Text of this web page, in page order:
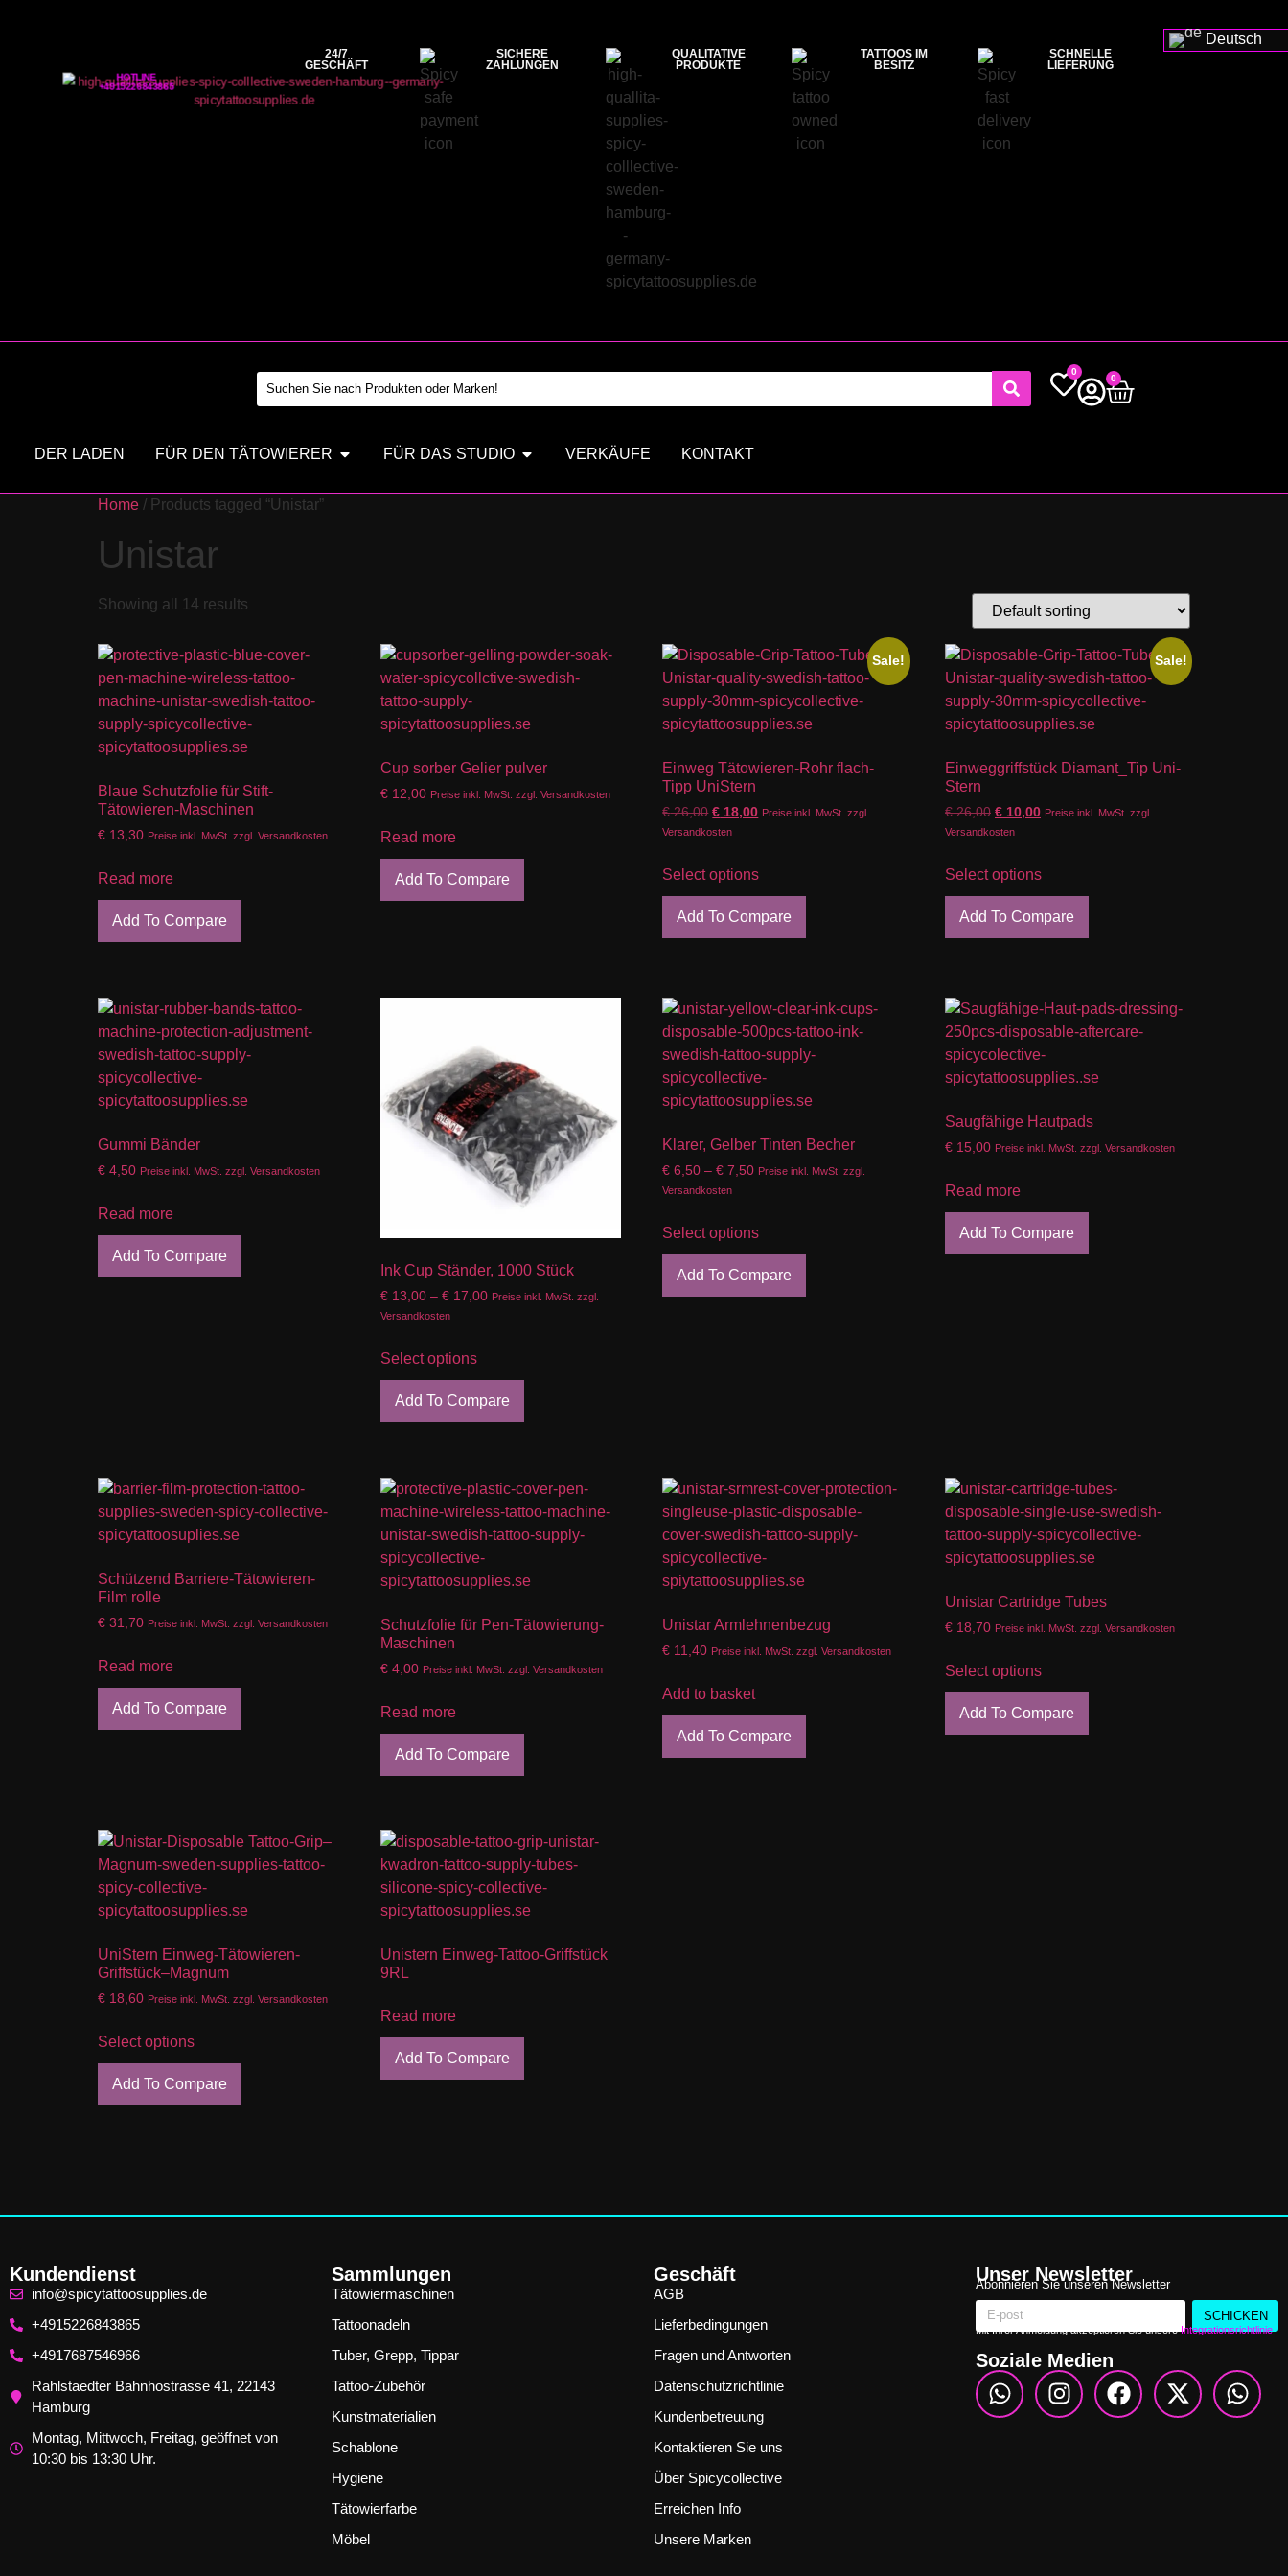
HOTLINE
+4915226843865
24/7
GESCHÄFT
SICHERE
ZAHLUNGEN
QUALITATIVE
PRODUKTE
TATTOOS IM
BESITZ
SCHNELLE
LIEFERUNG
Deutsch
0
0
DER LADEN FÜR DEN TÄTOWIERER FÜR DAS STUDIO VERKÄUFE KONTAKT
Home / Products tagged “Unistar”
Unistar
Showing all 14 results
Blaue Schutzfolie für Stift-
Tätowieren-Maschinen
€ 13,30 Preise inkl. MwSt. zzgl. Versandkosten
Read more
Add To Compare
Cup sorber Gelier pulver
€12,00 Preise inkl. MwSt. zzgl. Versandkosten
Read more
Add To Compare
Sale!
Einweg Tätowieren-Rohr flach-
Tipp UniStern
€26,00 € 18,00 Preise inkl. MwSt. zzgl.
Versandkosten
Select options
Add To Compare
Sale!
Einweggriffstück Diamant_Tip Uni-
Stern
€26,00 € 10,00 Preise inkl. MwSt. zzgl.
Versandkosten
Select options
Add To Compare
Gummi Bänder
€ 4,50 Preise inkl. MwSt. zzgl. Versandkosten
Read more
Add To Compare
Ink Cup Ständer, 1000 Stück
€13,00 – €17,00 Preise inkl. MwSt. zzgl.
Versandkosten
Select options
Add To Compare
Klarer, Gelber Tinten Becher
€ 6,50 – € 7,50 Preise inkl. MwSt. zzgl.
Versandkosten
Select options
Add To Compare
Saugfähige Hautpads
€ 15,00 Preise inkl. MwSt. zzgl. Versandkosten
Read more
Add To Compare
Schützend Barriere-Tätowieren-
Film rolle
€ 31,70 Preise inkl. MwSt. zzgl. Versandkosten
Read more
Add To Compare
Schutzfolie für Pen-Tätowierung-
Maschinen
€4,00 Preise inkl. MwSt. zzgl. Versandkosten
Read more
Add To Compare
Unistar Armlehnenbezug
€ 11,40 Preise inkl. MwSt. zzgl. Versandkosten
Add to basket
Add To Compare
Unistar Cartridge Tubes
€ 18,70 Preise inkl. MwSt. zzgl. Versandkosten
Select options
Add To Compare
UniStern Einweg-Tätowieren-
Griffstück–Magnum
€ 18,60 Preise inkl. MwSt. zzgl. Versandkosten
Select options
Add To Compare
Unistern Einweg-Tattoo-Griffstück
9RL
Read more
Add To Compare
Kundendienst
info@spicytattoosupplies.de
+4915226843865
+4917687546966
Rahlstaedter Bahnhostrasse 41, 22143
Hamburg
Montag, Mittwoch, Freitag, geöffnet von
10:30 bis 13:30 Uhr.
Sammlungen
Tätowiermaschinen
Tattoonadeln
Tuber, Grepp, Tippar
Tattoo-Zubehör
Kunstmaterialien
Schablone
Hygiene
Tätowierfarbe
Möbel
Geschäft
AGB
Lieferbedingungen
Fragen und Antworten
Datenschutzrichtlinie
Kundenbetreuung
Kontaktieren Sie uns
Über Spicycollective
Erreichen Info
Unsere Marken
Unser Newsletter
Abonnieren Sie unseren Newsletter
SCHICKEN
Mit Ihrer Anmeldung akzeptieren Sie unsereIntegrationsrichtlinie
Soziale Medien